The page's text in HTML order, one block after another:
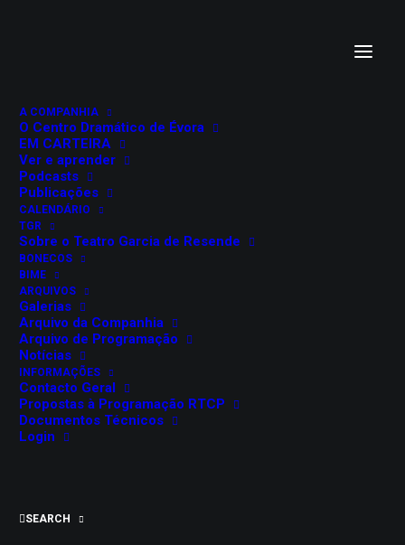
A COMPANHIA
O Centro Dramático de Évora
EM CARTEIRA
Ver e aprender
Podcasts
Publicações
CALENDÁRIO
TGR
Sobre o Teatro Garcia de Resende
BONECOS
BIME
ARQUIVOS
Galerias
Arquivo da Companhia
Arquivo de Programação
Notícias
INFORMAÇÕES
Contacto Geral
Propostas à Programação RTCP
Documentos Técnicos
Login
SEARCH
Marque na Agenda a
sua agenda